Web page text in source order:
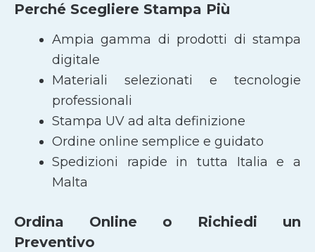
Perché Scegliere Stampa Più
Ampia gamma di prodotti di stampa
digitale
Materiali selezionati e tecnologie
professionali
Stampa UV ad alta definizione
Ordine online semplice e guidato
Spedizioni rapide in tutta Italia e a
Malta
Ordina Online o Richiedi un
Preventivo